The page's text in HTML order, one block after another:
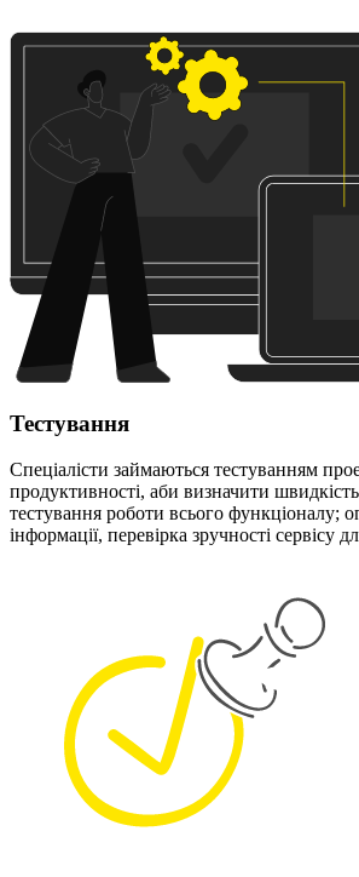
Тестування
Спеціалісти займаються тестуванням
продуктивності, аби визначити
тестування роботи всього функціоналу;
інформації, перевірка зручності сервісу